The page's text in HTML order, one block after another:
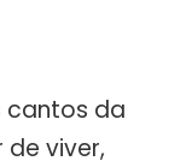
cantos da
viver,